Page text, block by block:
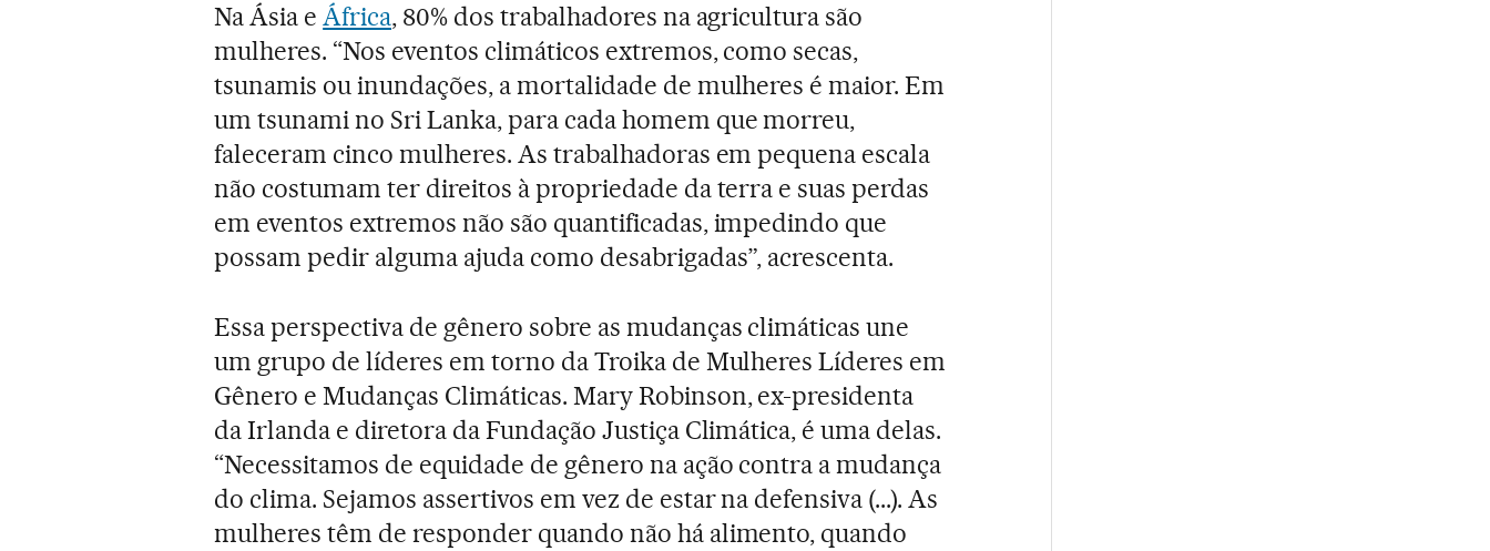
Na Ásia eÁfrica, 80% dos trabalhadores na agricultura são
mulheres. “Nos eventos climáticos extremos, como secas,
tsunamis ou inundações, a mortalidade de mulheres é maior. Em
um tsunami no Sri Lanka, para cada homem que morreu,
faleceram cinco mulheres. As trabalhadoras em pequena escala
não costumam ter direitos à propriedade da terra e suas perdas
em eventos extremos não são quantificadas, impedindo que
possam pedir alguma ajuda como desabrigadas”, acrescenta.
Essa perspectiva de gênero sobre as mudanças climáticas une
um grupo de líderes em torno da Troika de Mulheres Líderes em
Gênero e Mudanças Climáticas. Mary Robinson, ex-presidenta
da Irlanda e diretora da Fundação Justiça Climática, é uma delas.
“Necessitamos de equidade de gênero na ação contra a mudança
do clima. Sejamos assertivos em vez de estar na defensiva (...). As
mulheres têm de responder quando não há alimento, quando